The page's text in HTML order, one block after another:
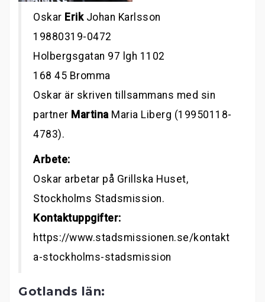
Oskar Erik Johan Karlsson
19880319-0472
Holbergsgatan 97 lgh 1102
168 45 Bromma
Oskar är skriven tillsammans med sin
partner Martina Maria Liberg (19950118-
4783).
Arbete:
Oskar arbetar på Grillska Huset,
Stockholms Stadsmission.
Kontaktuppgifter:
https://www.stadsmissionen.se/kontakt
a-stockholms-stadsmission
Gotlands län: